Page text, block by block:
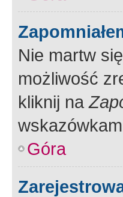
Nie martw
możliwość
kliknij na
Góra